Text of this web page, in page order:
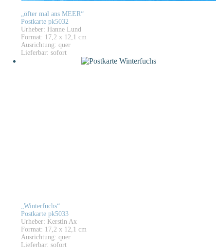
„öfter mal ans MEER“
Postkarte pk5032
Urheber: Hanne Lund
Format: 17,2 x 12,1 cm
Ausrichtung: quer
Lieferbar: sofort
„Winterfuchs“
Postkarte pk5033
Urheber: Kerstin Ax
Format: 17,2 x 12,1 cm
Ausrichtung: quer
Lieferbar: sofort